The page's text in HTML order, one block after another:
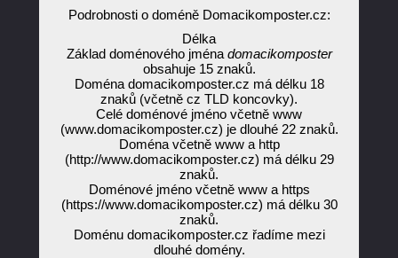
Podrobnosti o doméně Domacikomposter.cz:
Délka
Základ doménového jména domacikomposter
obsahuje 15 znaků.
Doména domacikomposter.cz má délku 18
znaků (včetně cz TLD koncovky).
Celé doménové jméno včetně www
(www.domacikomposter.cz) je dlouhé 22 znaků.
Doména včetně www a http
(http://www.domacikomposter.cz) má délku 29
znaků.
Doménové jméno včetně www a https
(https://www.domacikomposter.cz) má délku 30
znaků.
Doménu domacikomposter.cz řadíme mezi
dlouhé domény.